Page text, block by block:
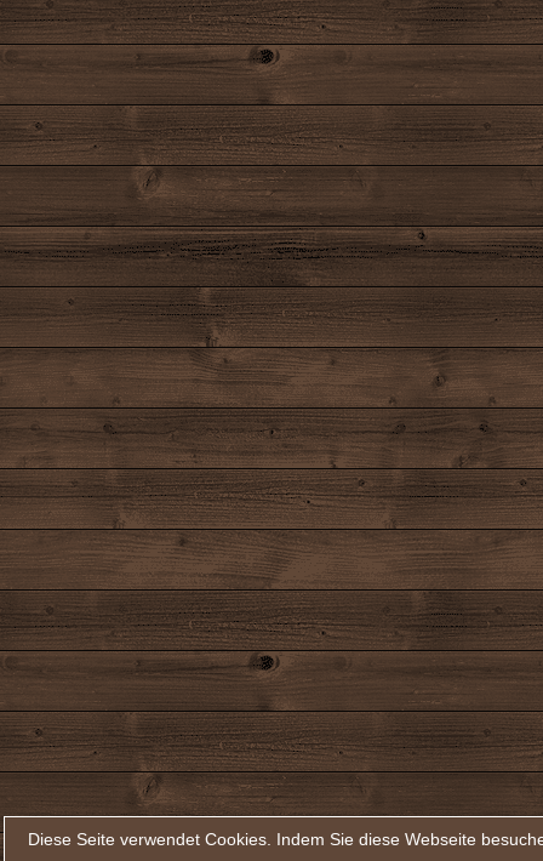
Diese Seite verwendet Cookies. Indem Sie diese Webseite